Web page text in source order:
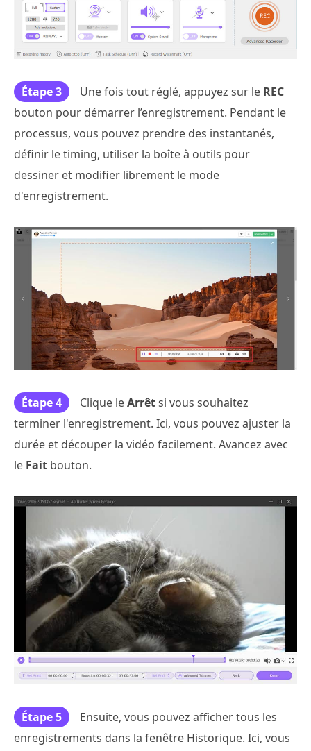
Étape 3 Une fois tout réglé, appuyez sur le REC
bouton pour démarrer l’enregistrement. Pendant le
processus, vous pouvez prendre des instantanés,
définir le timing, utiliser la boîte à outils pour
dessiner et modifier librement le mode
d'enregistrement.
Étape 4 Clique leArrêtsi vous souhaitez
terminer l'enregistrement. Ici, vous pouvez ajuster la
durée et découper la vidéo facilement. Avancez avec
le Fait bouton.
Étape 5
Ensuite, vous pouvez afficher tous les
enregistrements dans la fenêtre Historique. Ici, vous